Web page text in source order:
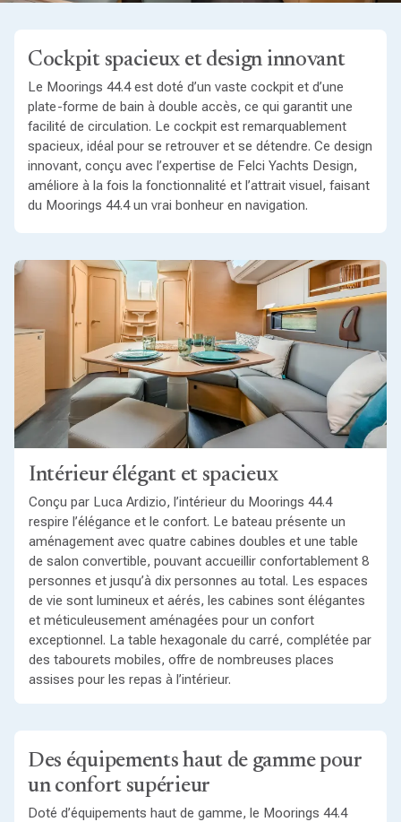
Cockpit spacieux et design innovant
Le Moorings 44.4 est doté d’un vaste cockpit et d’une
plate-forme de bain à double accès, ce qui garantit une
facilité de circulation. Le cockpit est remarquablement
spacieux, idéal pour se retrouver et se détendre. Ce design
innovant, conçu avec l’expertise de Felci Yachts Design,
améliore à la fois la fonctionnalité et l’attrait visuel, faisant
du Moorings 44.4 un vrai bonheur en navigation.
Intérieur élégant et spacieux
Conçu par Luca Ardizio, l’intérieur du Moorings 44.4
respire l’élégance et le confort. Le bateau présente un
aménagement avec quatre cabines doubles et une table
de salon convertible, pouvant accueillir confortablement 8
personnes et jusqu’à dix personnes au total. Les espaces
de vie sont lumineux et aérés, les cabines sont élégantes
et méticuleusement aménagées pour un confort
exceptionnel. La table hexagonale du carré, complétée par
des tabourets mobiles, offre de nombreuses places
assises pour les repas à l’intérieur.
Des équipements haut de gamme pour
un confort supérieur
Doté d’équipements haut de gamme, le Moorings 44.4